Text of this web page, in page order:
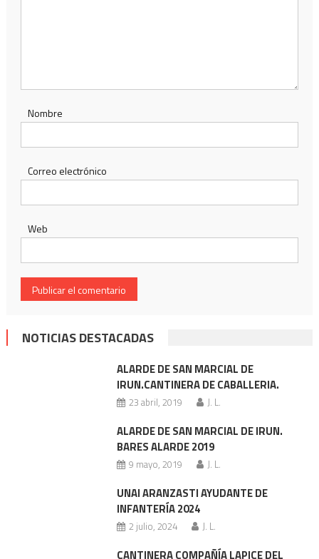
Nombre
Correo electrónico
Web
NOTICIAS DESTACADAS
ALARDE DE SAN MARCIAL DE
IRUN.CANTINERA DE CABALLERIA.
23 abril, 2019 J. L.
ALARDE DE SAN MARCIAL DE IRUN.
BARES ALARDE 2019
9 mayo, 2019 J. L.
UNAI ARANZASTI AYUDANTE DE
INFANTERÍA 2024
2 julio, 2024 J. L.
CANTINERA COMPAÑÍA LAPICE DEL